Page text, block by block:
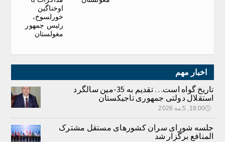
اوخناگین
خورلسوخ،
رئیس جمهور
مغولستان
اخبار مهم
تاریخ گواه است… تقدیم به 35-مین سالگرد
استقلال دولتی جمهوری تاجیکستان
🕔18:00, 5.مه 2026
جلسه شورای سران کشورهای مستقل مشترک
المنافع برگزار شد